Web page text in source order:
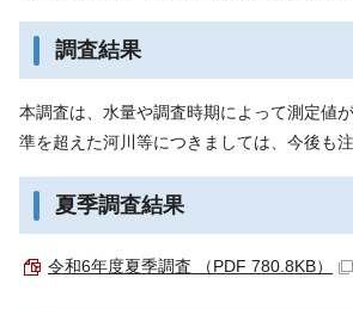
調査結果
本調査は、水量や調査時期によって測定値
準を超えた河川等につきましては、今後も
夏季調査結果
令和6年度夏季調査 （PDF 780.8KB）